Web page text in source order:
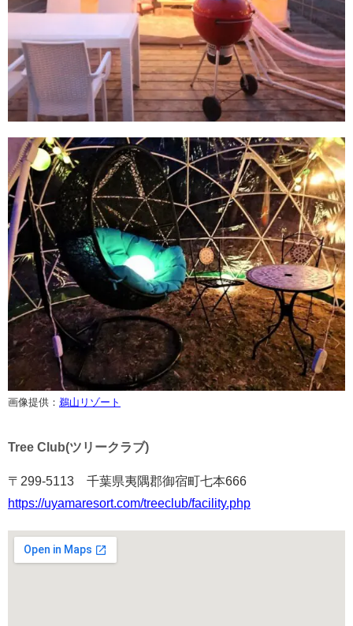
画像提供： 鵜山リゾート
Tree Club(ツリークラブ)
〒299-5113 千葉県夷隅郡御宿町七本666
https://uyamaresort.com/treeclub/facility.php